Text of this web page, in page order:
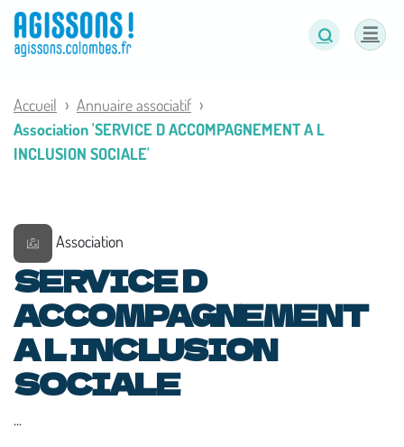
Accueil
Annuaire associatif
Association 'SERVICE D ACCOMPAGNEMENT A L
INCLUSION SOCIALE'
Association
SERVICE D
ACCOMPAGNEMENT
A L INCLUSION
SOCIALE
...
Panneau de gestion des cookies